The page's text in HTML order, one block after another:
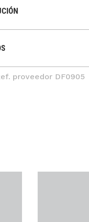
proveedor DF0905